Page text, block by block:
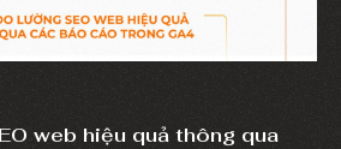
web hiệu quả thông qua